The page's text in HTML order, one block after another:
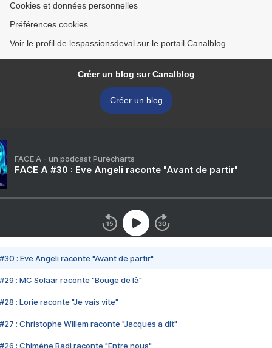
Cookies et données personnelles
Préférences cookies
Voir le profil de lespassionsdeval sur le portail Canalblog
Créer un blog sur Canalblog
Créer un blog
FACE A - un podcast Purecharts
FACE A #30 : Eve Angeli raconte "Avant de partir"
#30 : Eve Angeli raconte "Avant de partir"
#29 : MC Solaar raconte "Bouge de là"
#28 : Lorie raconte "Je vais vite"
#27 : Christophe Willem raconte "Jacques a dit"
#26 : Chimène Badi raconte "Entre nous"